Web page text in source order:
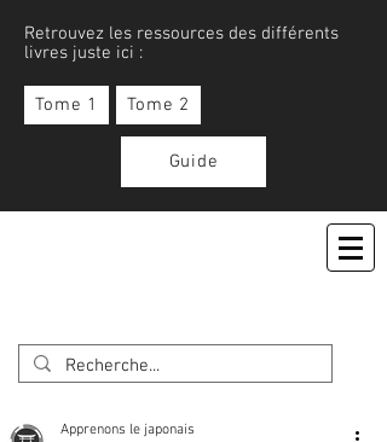
Retrouvez les ressources des différents
livres juste ici :
Tome 1 Tome 2
Guide
Apprenons le japonais